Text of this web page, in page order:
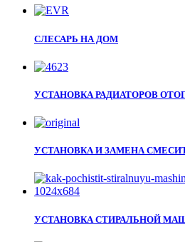
СЛЕСАРЬ НА ДОМ
УСТАНОВКА РАДИАТОРОВ
УСТАНОВКА И ЗАМЕНА
УСТАНОВКА СТИРАЛЬНОЙ